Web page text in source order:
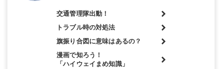
交通管理隊出動！
トラブル時の対処法
旗振り合図に意味はあるの？
漫画で知ろう！
「ハイウェイまめ知識」